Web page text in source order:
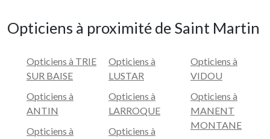
Opticiens à proximité de Saint Martin
Opticiens à TRIE
SUR BAISE
Opticiens à
ANTIN
Opticiens à
Opticiens à
LUSTAR
Opticiens à
LARROQUE
Opticiens à
Opticiens à
VIDOU
Opticiens à
MANENT
MONTANE